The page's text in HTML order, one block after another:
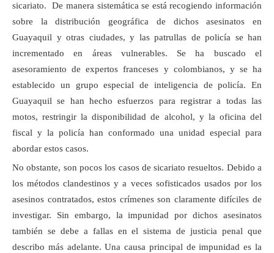
sicariato. De manera sistemática se está recogiendo información
sobre la distribución geográfica de dichos asesinatos en
Guayaquil y otras ciudades, y las patrullas de policía se han
incrementado en áreas vulnerables. Se ha buscado el
asesoramiento de expertos franceses y colombianos, y se ha
establecido un grupo especial de inteligencia de policía. En
Guayaquil se han hecho esfuerzos para registrar a todas las
motos, restringir la disponibilidad de alcohol, y la oficina del
fiscal y la policía han conformado una unidad especial para
abordar estos casos.
No obstante, son pocos los casos de sicariato resueltos. Debido a
los métodos clandestinos y a veces sofisticados usados por los
asesinos contratados, estos crímenes son claramente difíciles de
investigar. Sin embargo, la impunidad por dichos asesinatos
también se debe a fallas en el sistema de justicia penal que
describo más adelante. Una causa principal de impunidad es la